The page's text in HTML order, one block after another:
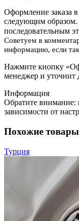
Оформление заказа
следующим образом.
последовательным
Советуем в
информацию, если
Нажмите кнопку
менеджер и уточнит
Информация
Обратите внимание:
зависимости от
Похожие товары
Турция